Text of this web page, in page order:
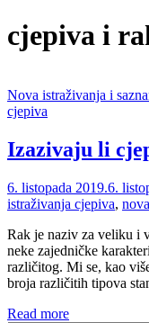
cjepiva i
Nova istraživanja i
cjepiva
Izazivaju li
6. listopada 2019.6.
istraživanja cjepiva,
Rak je naziv za veliku i
neke zajedničke
različitog. Mi se, kao
broja različitih tipova
Read more